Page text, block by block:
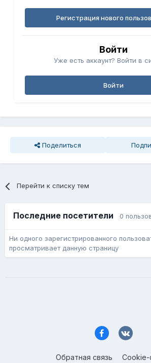
Регистрация нового
Войти
Уже есть аккаунт? Войти в
Войти
Поделиться
Перейти к списку тем
Последние посетители 0
Ни одного зарегистрированного
просматривает данную страницу
Обратная связь Cookie-